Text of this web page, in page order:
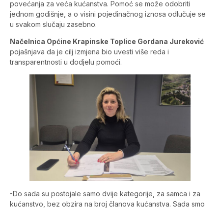
povećanja za veća kućanstva. Pomoć se može odobriti
jednom godišnje, a o visini pojedinačnog iznosa odlučuje se
u svakom slučaju zasebno.
Načelnica Općine Krapinske Toplice Gordana Jureković
pojašnjava da je cilj izmjena bio uvesti više reda i
transparentnosti u dodjelu pomoći.
-Do sada su postojale samo dvije kategorije, za samca i za
kućanstvo, bez obzira na broj članova kućanstva. Sada smo